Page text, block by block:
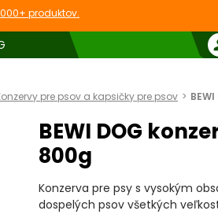
produktov.
pre psov a kapsičky pre psov
BEWI DOG
800g
Konzerva pre psy s vysokým
dospelých psov všetkých